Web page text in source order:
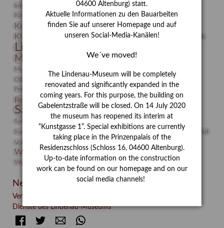
Integriertes Schädlingsmanagement
Italien Jahresempfang
Kolosseum
Kooperationsausstellung Korkmodelle Kunst
Kunstmuseum Kunstvermittlung Kunst von Kühl
KUNSTWAND Kurs Künstler Künstlerin Lehmbruck
Lindenau-Museum
Museumsgeschichte Museumsnacht
Museumspädagogik Natur
Objekt im Fokus
Phelloplastik
Pohlhof
Provenienz
Provenienzforschung
Restaurierung Rudi Lesser Ruth Wolf-Rehfeld
Sammlung Samstagszeichner Skulptur
Sonderausstellung
Sphinx
studio Studio Bildende Kunst
Suermondt-Ludwig-Museum
Vermittlung
Videokunst
Volontariat
Walter Rheiner Werefkin
Werkbetrachtung Winter Wissenschaft
Wolf and Dog
Wolf und Hund
Zirkuswoche
Neueste Beiträge
Verschenkt, verkauft, vergessen? – Kunstdetektivinnen im
Dienste des Lindenau-Museums
FacebookTwitter E-mail
04600 Altenburg) statt.
Aktuelle Informationen zu den Bauarbeiten
finden Sie auf unserer Homepage und auf
unseren Social-Media-Kanälen!
We´ve moved!
The Lindenau-Museum will be completely
renovated and significantly expanded in the
coming years. For this purpose, the building on
Gabelentzstraße will be closed. On 14 July 2020
the museum has reopened its interim at
“Kunstgasse 1”. Special exhibitions are currently
taking place in the Prinzenpalais of the
Residenzschloss (Schloss 16, 04600 Altenburg).
Up-to-date information on the construction
work can be found on our homepage and on our
social media channels!